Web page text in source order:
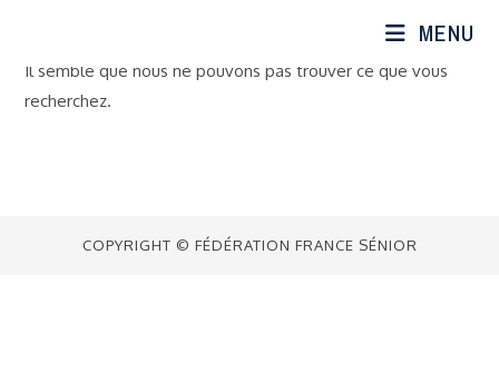
content
MENU
Il semble que nous ne pouvons pas trouver ce que vous
recherchez.
COPYRIGHT © FÉDÉRATION FRANCE SÉNIOR